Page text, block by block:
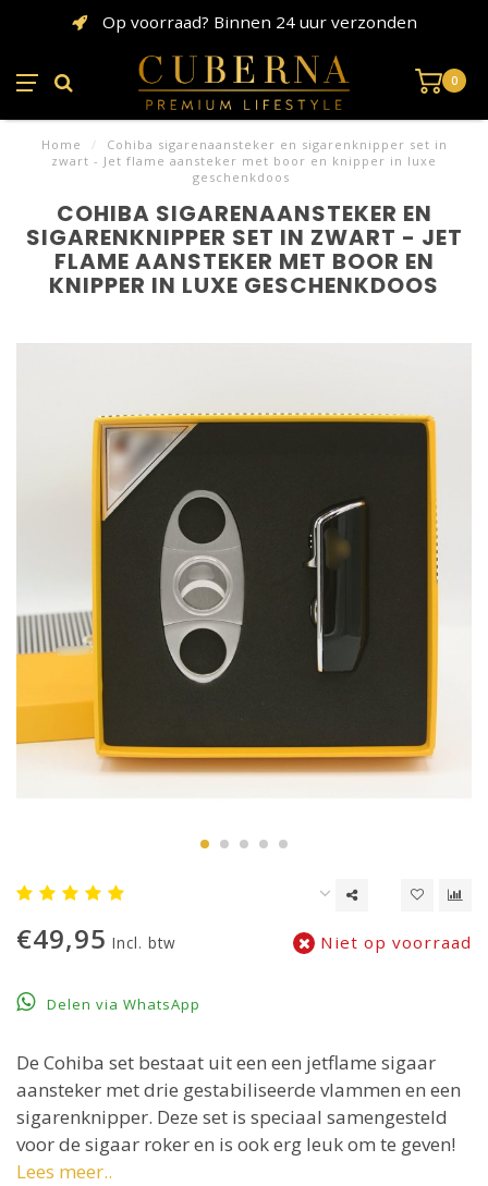
Op voorraad? Binnen 24 uur verzonden
0
Home /
Cohiba sigarenaansteker en sigarenknipper set in
zwart - Jet flame aansteker met boor en knipper in luxe
geschenkdoos
COHIBA SIGARENAANSTEKER EN
SIGARENKNIPPER SET IN ZWART - JET
FLAME AANSTEKER MET BOOR EN
KNIPPER IN LUXE GESCHENKDOOS
€49,95 Incl. btw Niet op voorraad
Delen via WhatsApp
De Cohiba set bestaat uit een een jetflame sigaar
aansteker met drie gestabiliseerde vlammen en een
sigarenknipper. Deze set is speciaal samengesteld
voor de sigaar roker en is ook erg leuk om te geven!
Lees meer..